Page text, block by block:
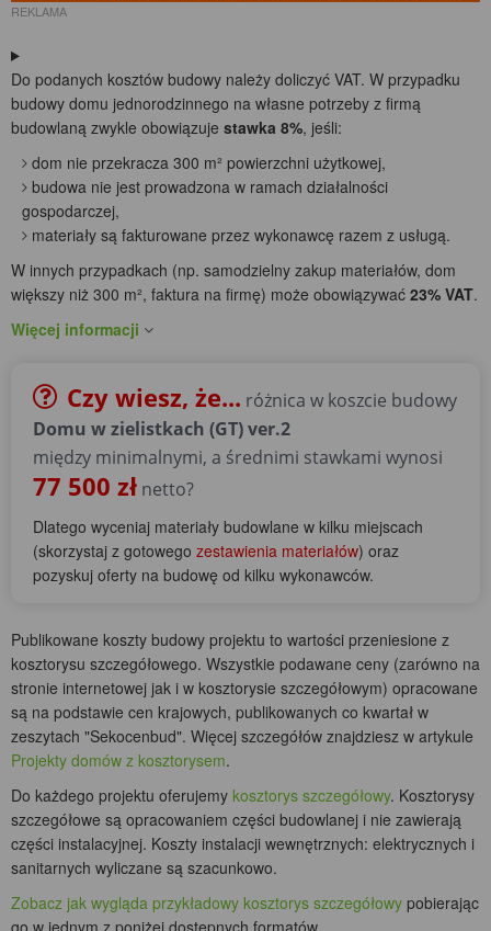
REKLAMA
Do podanych kosztów budowy należy doliczyć VAT. W przypadku
budowy domu jednorodzinnego na własne potrzeby z firmą
budowlaną zwykle obowiązuje stawka 8%, jeśli:
dom nie przekracza 300 m² powierzchni użytkowej,
budowa nie jest prowadzona w ramach działalności
gospodarczej,
materiały są fakturowane przez wykonawcę razem z usługą.
W innych przypadkach (np. samodzielny zakup materiałów, dom
większy niż 300 m², faktura na firmę) może obowiązywać 23% VAT.
Więcej informacji
Czy wiesz, że... różnica w koszcie budowy
Domu w zielistkach (GT) ver.2
między minimalnymi, a średnimi stawkami wynosi
77 500 zł netto?
Dlatego wyceniaj materiały budowlane w kilku miejscach
(skorzystaj z gotowego zestawienia materiałów) oraz
pozyskuj oferty na budowę od kilku wykonawców.
Publikowane koszty budowy projektu to wartości przeniesione z
kosztorysu szczegółowego. Wszystkie podawane ceny (zarówno na
stronie internetowej jak i w kosztorysie szczegółowym) opracowane
są na podstawie cen krajowych, publikowanych co kwartał w
zeszytach "Sekocenbud". Więcej szczegółów znajdziesz w artykule
Projekty domów z kosztorysem.
Do każdego projektu oferujemy kosztorys szczegółowy. Kosztorysy
szczegółowe są opracowaniem części budowlanej i nie zawierają
części instalacyjnej. Koszty instalacji wewnętrznych: elektrycznych i
sanitarnych wyliczane są szacunkowo.
Zobacz jak wygląda przykładowy kosztorys szczegółowy pobierając
go w jednym z poniżej dostępnych formatów.